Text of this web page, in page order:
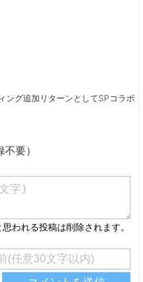
ング追加リターンとしてSPコラボ
要）